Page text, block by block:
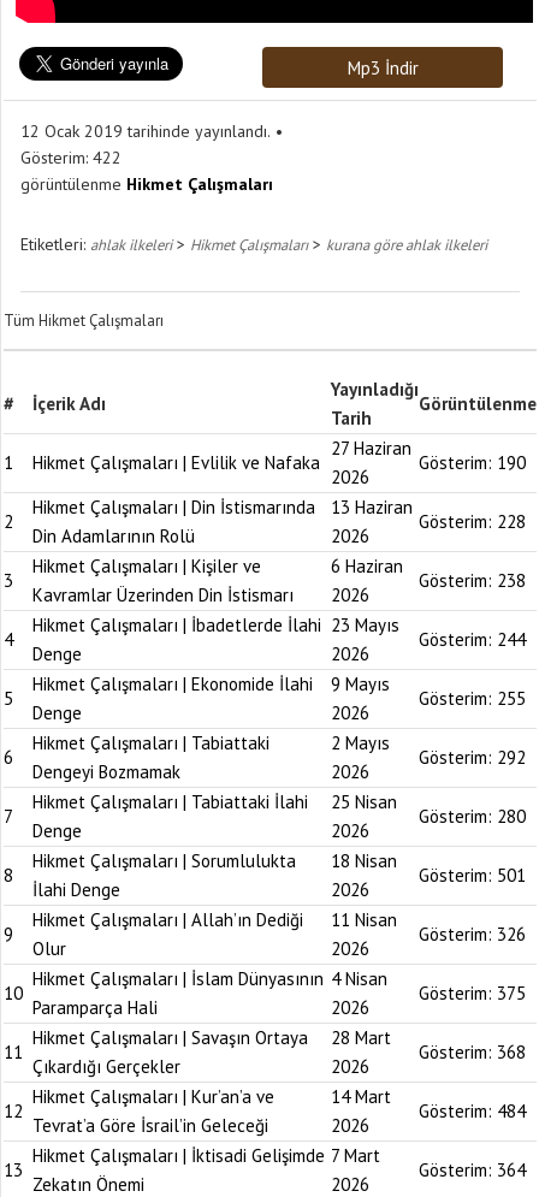
Mp3 İndir
12 Ocak 2019 tarihinde yayınlandı.
Gösterim: 422
görüntülenme Hikmet Çalışmaları
Etiketleri: ahlak ilkeleri> Hikmet Çalışmaları> kurana göre ahlak ilkeleri
Tüm Hikmet Çalışmaları
# İçerik Adı
Yayınladığı
Tarih
Görüntülenme
1 Hikmet Çalışmaları | Evlilik ve Nafaka
27 Haziran
2026
Gösterim: 190
2
Hikmet Çalışmaları | Din İstismarında
Din Adamlarının Rolü
13 Haziran
2026
Gösterim: 228
3
Hikmet Çalışmaları | Kişiler ve
Kavramlar Üzerinden Din İstismarı
6 Haziran
2026
Gösterim: 238
4
Hikmet Çalışmaları | İbadetlerde İlahi
Denge
23 Mayıs
2026
Gösterim: 244
5
Hikmet Çalışmaları | Ekonomide İlahi
Denge
9 Mayıs
2026
Gösterim: 255
6
Hikmet Çalışmaları | Tabiattaki
Dengeyi Bozmamak
2 Mayıs
2026
Gösterim: 292
7
Hikmet Çalışmaları | Tabiattaki İlahi
Denge
25 Nisan
2026
Gösterim: 280
8
Hikmet Çalışmaları | Sorumlulukta
İlahi Denge
18 Nisan
2026
Gösterim: 501
9
Hikmet Çalışmaları | Allah’ın Dediği
Olur
11 Nisan
2026
Gösterim: 326
10
Hikmet Çalışmaları | İslam Dünyasının
Paramparça Hali
4 Nisan
2026
Gösterim: 375
11
Hikmet Çalışmaları | Savaşın Ortaya
Çıkardığı Gerçekler
28 Mart
2026
Gösterim: 368
12
Hikmet Çalışmaları | Kur’an’a ve
Tevrat’a Göre İsrail’in Geleceği
14 Mart
2026
Gösterim: 484
13
Hikmet Çalışmaları | İktisadi Gelişimde
Zekatın Önemi
7 Mart
2026
Gösterim: 364